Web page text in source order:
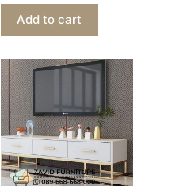
Add to cart